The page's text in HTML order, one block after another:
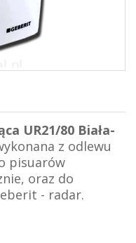
UR21/80 Biała-
z odlewu
pisuarów
oraz do
- radar.